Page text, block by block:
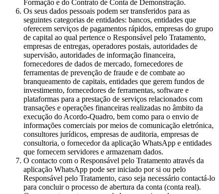
Formação e do Contrato de Conta de Demonstração.
Os seus dados pessoais podem ser transferidos para as
seguintes categorias de entidades: bancos, entidades que
oferecem serviços de pagamentos rápidos, empresas do grupo
de capital ao qual pertence o Responsável pelo Tratamento,
empresas de entregas, operadores postais, autoridades de
supervisão, autoridades de informação financeira,
fornecedores de dados de mercado, fornecedores de
ferramentas de prevenção de fraude e de combate ao
branqueamento de capitais, entidades que gerem fundos de
investimento, fornecedores de ferramentas, software e
plataformas para a prestação de serviços relacionados com
transações e operações financeiras realizadas no âmbito da
execução do Acordo-Quadro, bem como para o envio de
informações comerciais por meios de comunicação eletrónica,
consultores jurídicos, empresas de auditoria, empresas de
consultoria, o fornecedor da aplicação WhatsApp e entidades
que fornecem servidores e armazenam dados.
O contacto com o Responsável pelo Tratamento através da
aplicação WhatsApp pode ser iniciado por si ou pelo
Responsável pelo Tratamento, caso seja necessário contactá-lo
para concluir o processo de abertura da conta (conta real).